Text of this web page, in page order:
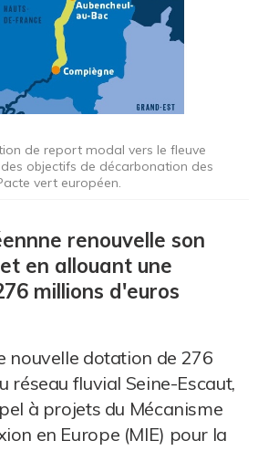
de report modal vers le fleuve
objectifs de décarbonation des
vert européen.
renouvelle son
en allouant une
millions d'euros
nouvelle dotation de 276
réseau fluvial Seine-Escaut,
à projets du Mécanisme
en Europe (MIE) pour la